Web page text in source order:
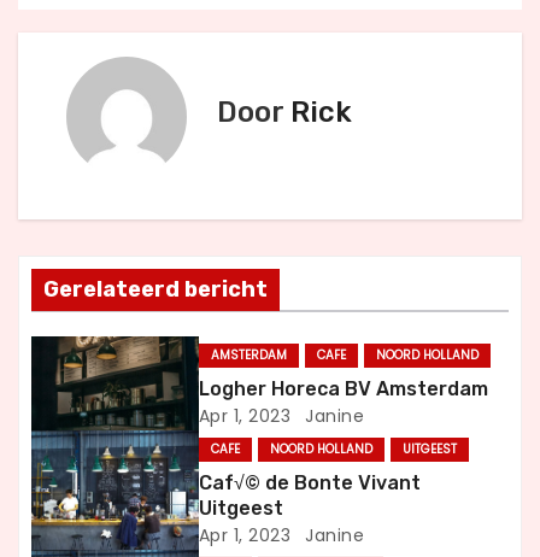
e
h
t
n
v
i
g
Door Rick
Gerelateerd bericht
AMSTERDAM CAFE NOORD HOLLAND
Logher Horeca BV Amsterdam
Apr 1, 2023 Janine
CAFE NOORD HOLLAND UITGEEST
Caf√© de Bonte Vivant
Uitgeest
Apr 1, 2023 Janine